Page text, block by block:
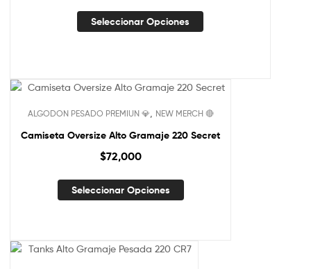
Seleccionar Opciones
ALGODON PESADO PREMIUN 💎 NEW MERCH 🔴
Camiseta Oversize Alto Gramaje 220 Secret
$72,000
Seleccionar Opciones